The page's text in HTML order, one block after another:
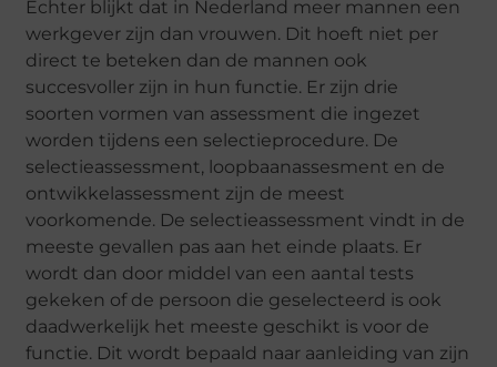
Echter blijkt dat in Nederland meer mannen een
werkgever zijn dan vrouwen. Dit hoeft niet per
direct te beteken dan de mannen ook
succesvoller zijn in hun functie. Er zijn drie
soorten vormen van assessment die ingezet
worden tijdens een selectieprocedure. De
selectieassessment, loopbaanassesment en de
ontwikkelassessment zijn de meest
voorkomende. De selectieassessment vindt in de
meeste gevallen pas aan het einde plaats. Er
wordt dan door middel van een aantal tests
gekeken of de persoon die geselecteerd is ook
daadwerkelijk het meeste geschikt is voor de
functie. Dit wordt bepaald naar aanleiding van zijn